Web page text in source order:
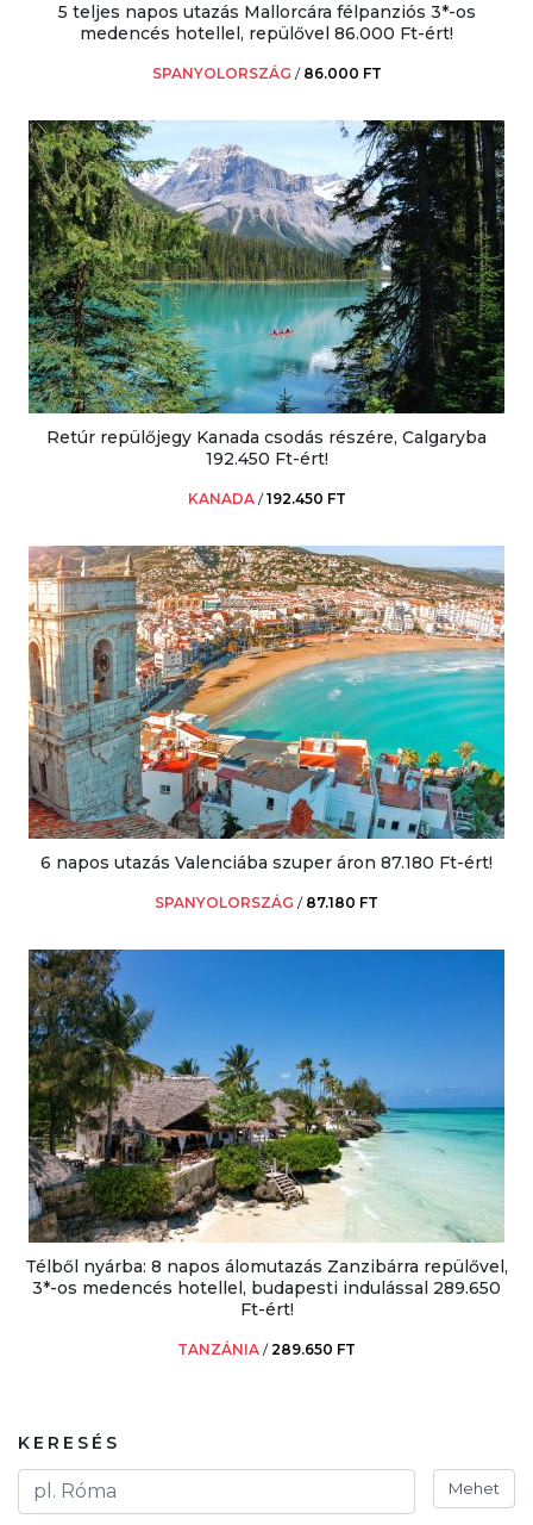
5 teljes napos utazás Mallorcára félpanziós 3*-os
medencés hotellel, repülővel 86.000 Ft-ért!
SPANYOLORSZÁG / 86.000 FT
Retúr repülőjegy Kanada csodás részére, Calgaryba
192.450 Ft-ért!
KANADA /192.450 FT
6 napos utazás Valenciába szuper áron 87.180 Ft-ért!
SPANYOLORSZÁG / 87.180 FT
Télből nyárba: 8 napos álomutazás Zanzibárra repülővel,
3*-os medencés hotellel, budapesti indulással 289.650
Ft-ért!
TANZÁNIA /289.650 FT
KERESÉS
Mehet